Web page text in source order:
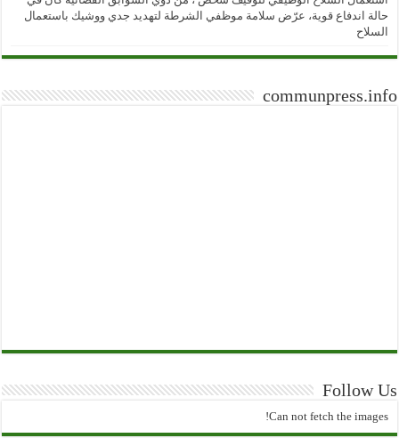
حالة اندفاع قوية، عرّض سلامة موظفي الشرطة لتهديد جدي ووشيك باستعمال
السلاح
communpress.info
Follow Us
Can not fetch the images!